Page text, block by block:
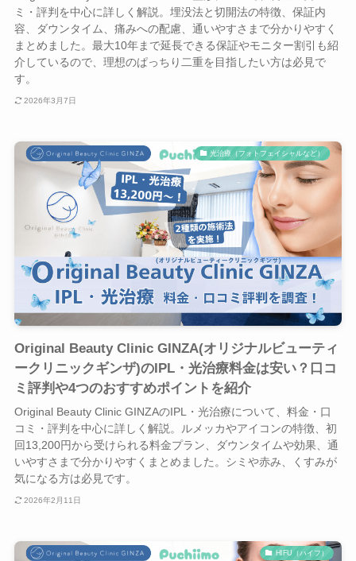
ミ・評判を中心に詳しく解説。埋没法と切開法の特徴、保証内
容、ダウンタイム、痛みへの配慮、通いやすさまで分かりやすく
まとめました。最大10年まで延長できる保証やモニター割引も紹
介しているので、理想のぱっちり二重を目指したい方は必見で
す。
2026年3月7日
光治療（フォトフェイシャルなど）
Original Beauty Clinic GINZA(オリジナルビューティ
ークリニックギンザ)のIPL・光治療料金は安い？口コ
ミ評判や4つのおすすめポイントを紹介
Original Beauty Clinic GINZAのIPL・光治療について、料金・口
コミ・評判を中心に詳しく解説。ルメッカやアイコンの特徴、初
回13,200円から受けられる料金プラン、ダウンタイムや効果、通
いやすさまで分かりやすくまとめました。シミや赤み、くすみが
気になる方は必見です。
2026年2月11日
HIFU（ハイフ）